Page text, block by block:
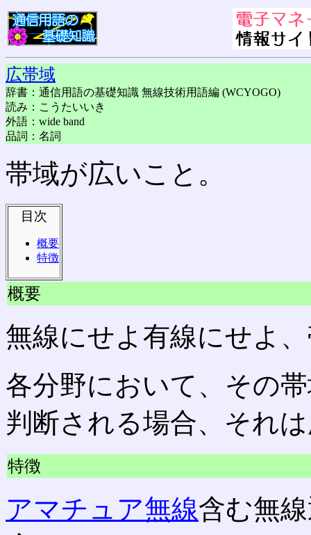
広帯域
辞書：通信用語の基礎知識 無線技術用語編 (WCYOGO)
読み：こうたいいき
外語：wide band
品詞：名詞
帯域が広いこと。
目次
概要
特徴
概要
無線にせよ有線にせよ
各分野において、その
判断される場合、それ
特徴
アマチュア無線含む無